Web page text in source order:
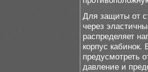
Для защиты от
через
распределяет
корпус
предусмотреть
давление и